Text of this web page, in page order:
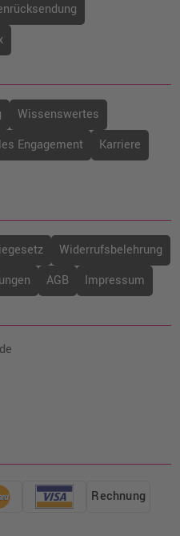
Wissenswertes
Engagement
Karriere
Widerrufsbelehrung
AGB Impressum
Rechnung